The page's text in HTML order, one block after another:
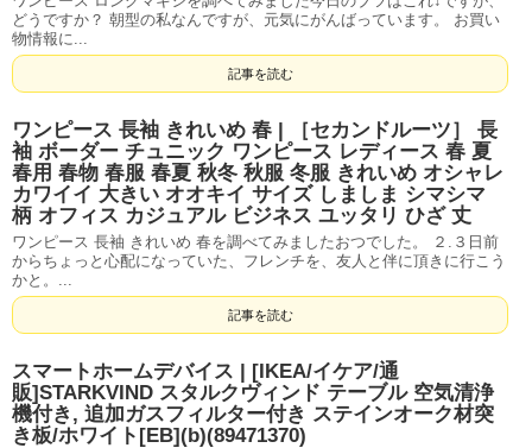
どうですか？ 朝型の私なんですが、元気にがんばっています。 お買い
物情報に...
記事を読む
ワンピース 長袖 きれいめ 春 | ［セカンドルーツ］ 長
袖 ボーダー チュニック ワンピース レディース 春 夏
春用 春物 春服 春夏 秋冬 秋服 冬服 きれいめ オシャレ
カワイイ 大きい オオキイ サイズ しましま シマシマ
柄 オフィス カジュアル ビジネス ユッタリ ひざ 丈
ワンピース 長袖 きれいめ 春を調べてみましたおつでした。 ２.３日前
からちょっと心配になっていた、フレンチを、友人と伴に頂きに行こう
かと。...
記事を読む
スマートホームデバイス | [IKEA/イケア/通
販]STARKVIND スタルクヴィンド テーブル 空気清浄
機付き, 追加ガスフィルター付き ステインオーク材突
き板/ホワイト[EB](b)(89471370)